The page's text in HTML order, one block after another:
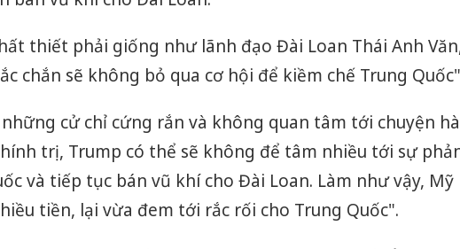
thiết phải giống như lãnh đạo Đài Loan Thái Anh
chắn sẽ không bỏ qua cơ hội để kiềm chế Trung
cử chỉ cứng rắn và không quan tâm tới chuyện
trị, Trump có thể sẽ không để tâm nhiều tới sự
và tiếp tục bán vũ khí cho Đài Loan. Làm như vậy, Mỹ
tiền, lại vừa đem tới rắc rối cho Trung Quốc".